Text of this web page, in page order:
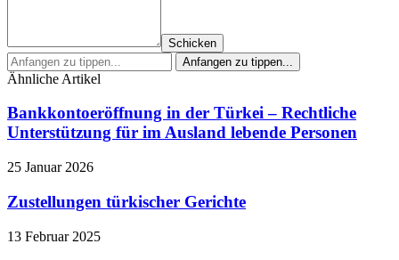
Schicken
Ähnliche Artikel
Bankkontoeröffnung in der Türkei – Rechtliche
Unterstützung für im Ausland lebende Personen
25 Januar 2026
Zustellungen türkischer Gerichte
13 Februar 2025